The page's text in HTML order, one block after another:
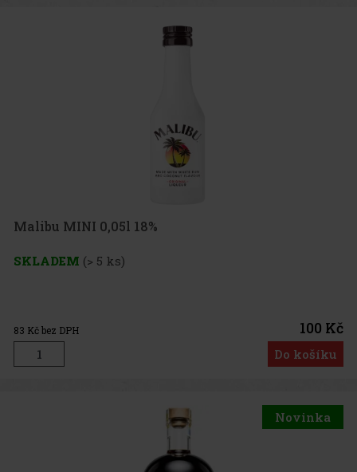
Malibu MINI 0,05l 18%
SKLADEM (> 5 ks)
83 Kč bez DPH 100 Kč
Do košíku
Novinka